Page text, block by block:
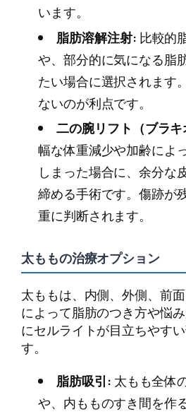
います。
脂肪溶解注射: 比較的
や、部分的に気になる脂
たい場合に選択されます
ないのが利点です。
二の腕リフト（ブラ
幅な体重減少や加齢によ
しまった場合に、余分な
締める手術です。傷跡が
重に判断されます。
太ももの治療オプション
太ももは、内側、外側、前
によって脂肪のつき方や悩
にセルライトが目立ちやす
す。
脂肪吸引: 太もも全体
や、内もものすき間を作